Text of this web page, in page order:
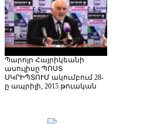
Պարոյր Հայրիկեանի
ասուլիսը ՊՈՍՏ
ՍԿՐԻՊՏՈՒՄ ակումբում 28-
ը ապրիլի, 2015 թուական